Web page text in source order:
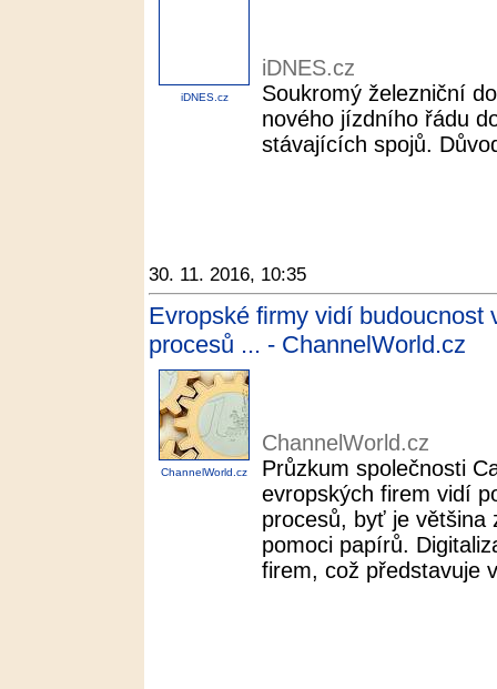
iDNES.cz
iDNES.cz
Soukromý železniční
nového jízdního řádu
stávajících spojů.
30. 11. 2016, 10:35
Evropské firmy vidí budoucnost
procesů ... - ChannelWorld.cz
ChannelWorld.cz
ChannelWorld.cz
Průzkum společnosti
evropských firem vidí
procesů, byť je většina
pomoci papírů.
firem, což představuje